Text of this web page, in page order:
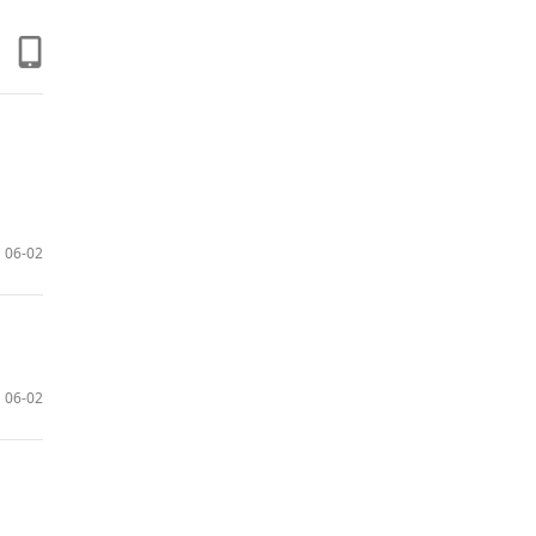
06-02
06-02